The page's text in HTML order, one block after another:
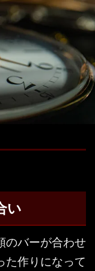
い
のバーが合わせ
た作りになって